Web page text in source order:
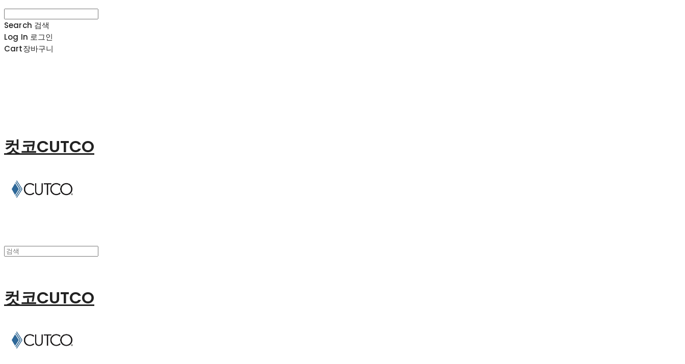
Search 검색
Log In 로그인
Cart장바구니
컷코CUTCO
컷코CUTCO